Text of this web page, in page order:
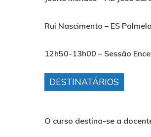
Rui Nascimento – ES Palmela
12h50-13h00 – Sessão
DESTINATÁRIOS
O curso destina-se a